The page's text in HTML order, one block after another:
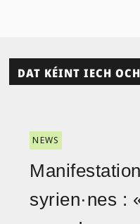
DAT KÉINT IECH
NEWS
syrien·nes :